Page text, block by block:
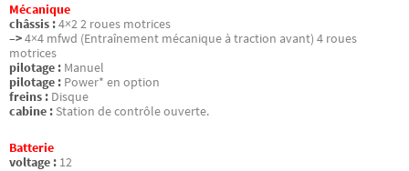
Mécanique
châssis :4×2 2 roues motrices
–>4×4 mfwd (Entraînement mécanique à traction avant) 4 roues
motrices
pilotage : Manuel
pilotage : Power* en option
freins : Disque
cabine : Station de contrôle ouverte.
Batterie
voltage : 12